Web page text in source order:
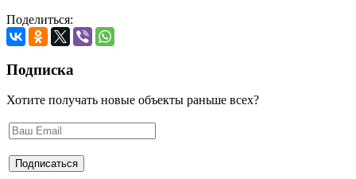
Поделиться:
Подписка
Хотите получать новые объекты раньше всех?